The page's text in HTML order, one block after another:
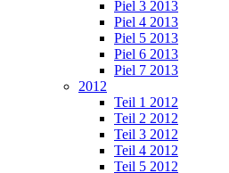
Piel 3 2013
Piel 4 2013
Piel 5 2013
Piel 6 2013
Piel 7 2013
2012
Teil 1 2012
Teil 2 2012
Teil 3 2012
Teil 4 2012
Teil 5 2012